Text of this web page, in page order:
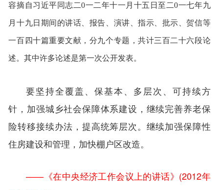
容摘自习近平同志二0一二年十一月十五日至二0一七年九
月十九日期间的讲话、报告、演讲、指示、批示、贺信等
一百四十篇重要文献，分九个专题，共计三百二十六段论
述。其中许多论述是第一次公开发表。
要坚持全覆盖、保基本、多层次、可持续方
针，加强城乡社会保障体系建设，继续完善养老保
险转移接续办法，提高统筹层次。继续加强保障性
住房建设和管理，加快棚户区改造。
——《在中央经济工作会议上的讲话》(2012年